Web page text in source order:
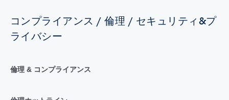
コンプライアンス / 倫理 / セキュリティ&プ
ライバシー
倫理 & コンプライアンス